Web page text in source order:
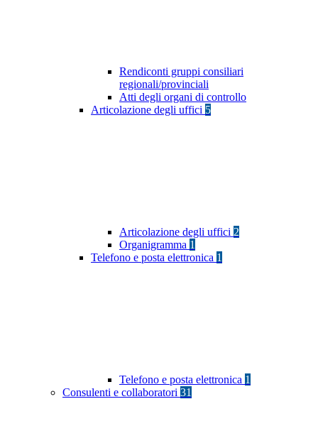
Rendiconti gruppi consiliari
regionali/provinciali
Atti degli organi di controllo
Articolazione degli uffici 5
Articolazione degli uffici 2
Organigramma 1
Telefono e posta elettronica 1
Telefono e posta elettronica 1
Consulenti e collaboratori 31